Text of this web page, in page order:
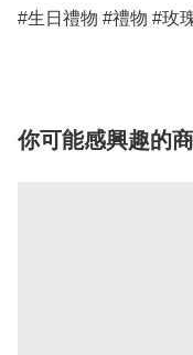
#生日禮物 #禮物 #玫
你可能感興趣的